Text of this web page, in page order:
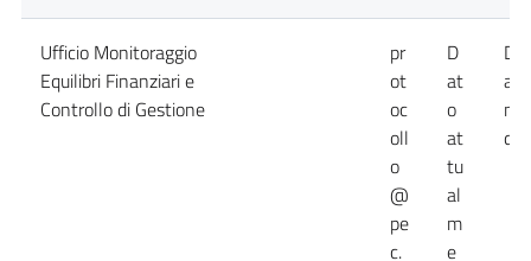
Ufficio Monitoraggio
Equilibri Finanziari e
Controllo di Gestione
pr
ot
oc
oll
o
@
pe
c.
D
at
o
at
tu
al
m
e